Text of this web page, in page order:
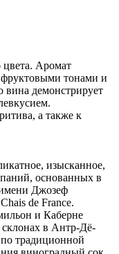
цвета. Аромат
тонами и
вина демонстрирует
а также к
изысканное,
основанных в
Джозеф
de France.
и Каберне
в Антр-Дё-
традиционной